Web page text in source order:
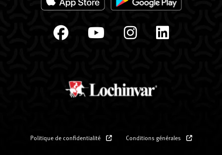
Politique de confidentialité Conditions générales